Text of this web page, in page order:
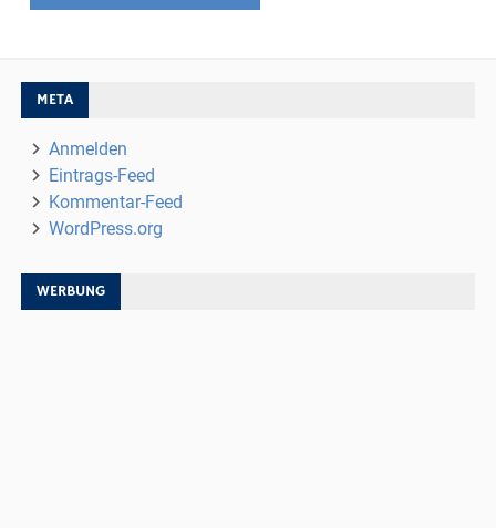
META
Anmelden
Eintrags-Feed
Kommentar-Feed
WordPress.org
WERBUNG